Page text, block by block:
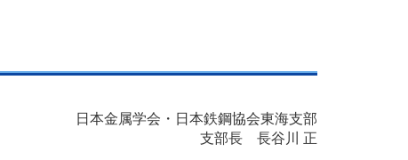
日本金属学会・日本鉄鋼協会東海支部
支部長 長谷川 正